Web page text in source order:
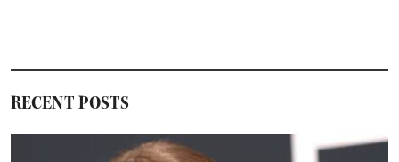
RECENT POSTS